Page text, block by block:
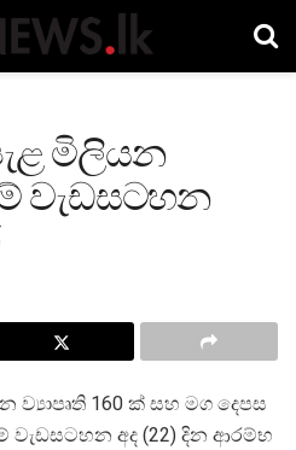
මිලියන
වැඩසටහන
ව්‍යාපෘති 160 ක් සහ මග දෙපස
අද (22) දින ආරම්භ